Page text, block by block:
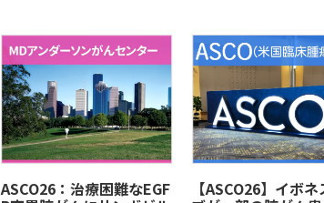
ASCO26：治療困難なEGF 【ASCO26】イボ